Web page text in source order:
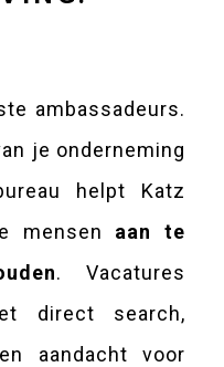
ambassadeurs.
je onderneming
helpt Katz
mensen aan te
. Vacatures
direct search,
aandacht voor